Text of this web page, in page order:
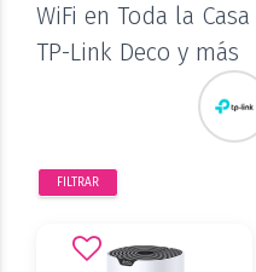
WiFi en Toda la
TP-Link Deco y más
FILTRAR